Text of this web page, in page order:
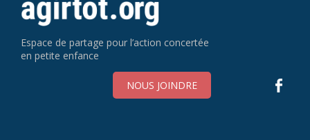
Espace de partage pour l’action concertée
en petite enfance
NOUS JOINDRE